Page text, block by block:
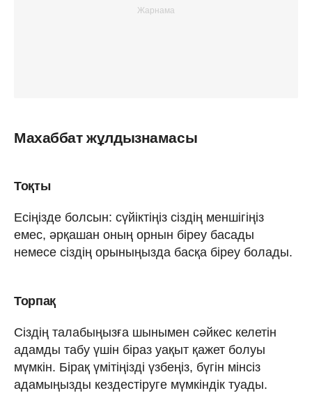
Махаббат жұлдызнамасы
Тоқты
Есіңізде болсын: сүйіктіңіз сіздің меншігіңіз
емес, әрқашан оның орнын біреу басады
немесе сіздің орыныңызда басқа біреу болады.
Торпақ
Сіздің талабыңызға шынымен сәйкес келетін
адамды табу үшін біраз уақыт қажет болуы
мүмкін. Бірақ үмітіңізді үзбеңіз, бүгін мінсіз
адамыңызды кездестіруге мүмкіндік туады.